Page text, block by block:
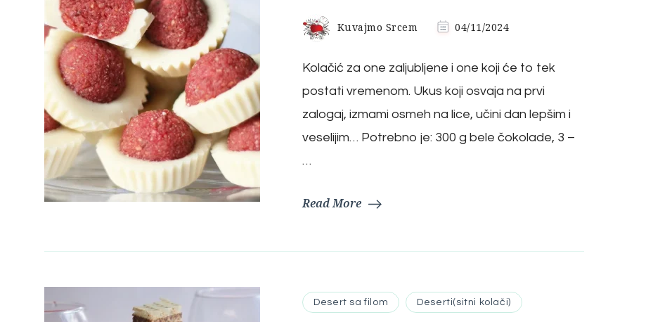
Kuvajmo Srcem 04/11/2024
Kolačić za one zaljubljene i one koji će to tek
postati vremenom. Ukus koji osvaja na prvi
zalogaj, izmami osmeh na lice, učini dan lepšim i
veselijim… Potrebno je: 300 g bele čokolade, 3 –
…
Read More
Desert sa filom Deserti(sitni kolači)